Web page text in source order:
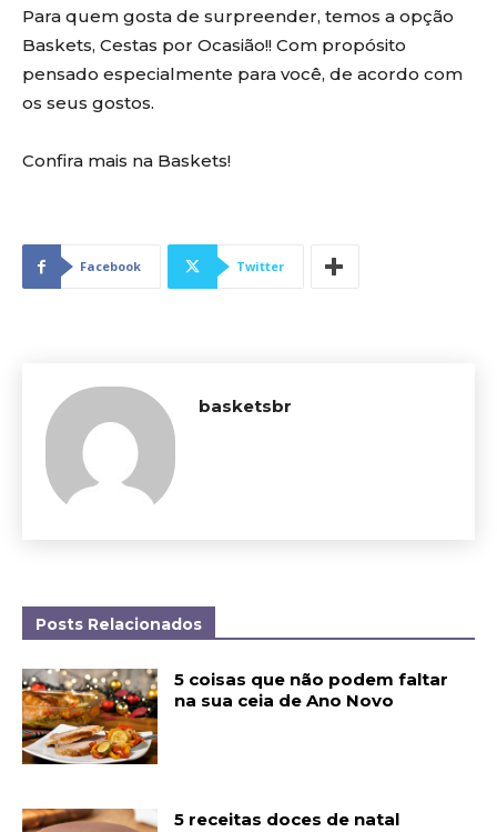
Para quem gosta de surpreender, temos a opção
Baskets, Cestas por Ocasião!! Com propósito
pensado especialmente para você, de acordo com
os seus gostos.
Confira mais na Baskets!
Facebook Twitter
basketsbr
Posts Relacionados
5 coisas que não podem faltar
na sua ceia de Ano Novo
5 receitas doces de natal